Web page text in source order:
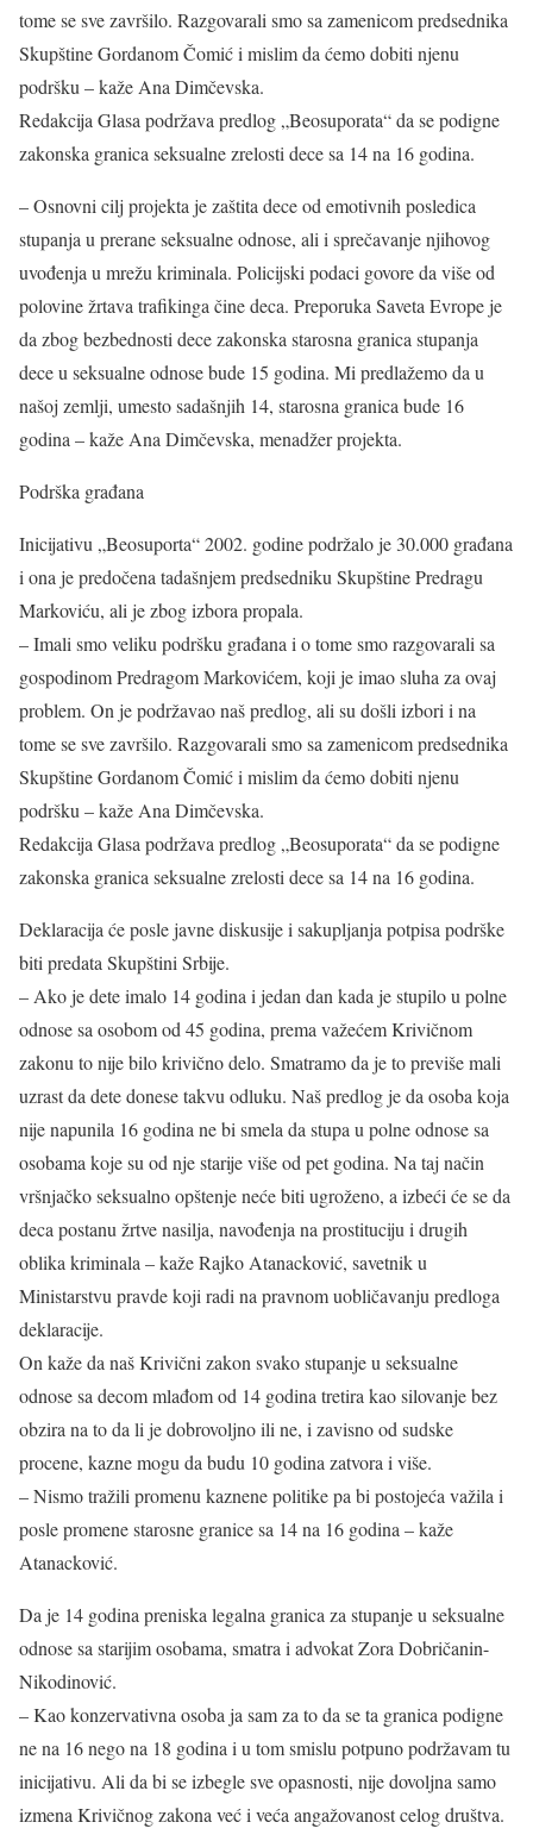
tome se sve završilo. Razgovarali smo sa zamenicom predsednika
Skupštine Gordanom Čomić i mislim da ćemo dobiti njenu
podršku – kaže Ana Dimčevska.
Redakcija Glasa podržava predlog „Beosuporata“ da se podigne
zakonska granica seksualne zrelosti dece sa 14 na 16 godina.
– Osnovni cilj projekta je zaštita dece od emotivnih posledica
stupanja u prerane seksualne odnose, ali i sprečavanje njihovog
uvođenja u mrežu kriminala. Policijski podaci govore da više od
polovine žrtava trafikinga čine deca. Preporuka Saveta Evrope je
da zbog bezbednosti dece zakonska starosna granica stupanja
dece u seksualne odnose bude 15 godina. Mi predlažemo da u
našoj zemlji, umesto sadašnjih 14, starosna granica bude 16
godina – kaže Ana Dimčevska, menadžer projekta.
Podrška građana
Inicijativu „Beosuporta“ 2002. godine podržalo je 30.000 građana
i ona je predočena tadašnjem predsedniku Skupštine Predragu
Markoviću, ali je zbog izbora propala.
– Imali smo veliku podršku građana i o tome smo razgovarali sa
gospodinom Predragom Markovićem, koji je imao sluha za ovaj
problem. On je podržavao naš predlog, ali su došli izbori i na
tome se sve završilo. Razgovarali smo sa zamenicom predsednika
Skupštine Gordanom Čomić i mislim da ćemo dobiti njenu
podršku – kaže Ana Dimčevska.
Redakcija Glasa podržava predlog „Beosuporata“ da se podigne
zakonska granica seksualne zrelosti dece sa 14 na 16 godina.
Deklaracija će posle javne diskusije i sakupljanja potpisa podrške
biti predata Skupštini Srbije.
– Ako je dete imalo 14 godina i jedan dan kada je stupilo u polne
odnose sa osobom od 45 godina, prema važećem Krivičnom
zakonu to nije bilo krivično delo. Smatramo da je to previše mali
uzrast da dete donese takvu odluku. Naš predlog je da osoba koja
nije napunila 16 godina ne bi smela da stupa u polne odnose sa
osobama koje su od nje starije više od pet godina. Na taj način
vršnjačko seksualno opštenje neće biti ugroženo, a izbeći će se da
deca postanu žrtve nasilja, navođenja na prostituciju i drugih
oblika kriminala – kaže Rajko Atanacković, savetnik u
Ministarstvu pravde koji radi na pravnom uobličavanju predloga
deklaracije.
On kaže da naš Krivični zakon svako stupanje u seksualne
odnose sa decom mlađom od 14 godina tretira kao silovanje bez
obzira na to da li je dobrovoljno ili ne, i zavisno od sudske
procene, kazne mogu da budu 10 godina zatvora i više.
– Nismo tražili promenu kaznene politike pa bi postojeća važila i
posle promene starosne granice sa 14 na 16 godina – kaže
Atanacković.
Da je 14 godina preniska legalna granica za stupanje u seksualne
odnose sa starijim osobama, smatra i advokat Zora Dobričanin-
Nikodinović.
– Kao konzervativna osoba ja sam za to da se ta granica podigne
ne na 16 nego na 18 godina i u tom smislu potpuno podržavam tu
inicijativu. Ali da bi se izbegle sve opasnosti, nije dovoljna samo
izmena Krivičnog zakona već i veća angažovanost celog društva.